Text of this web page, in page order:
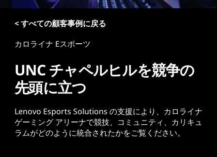
< すべての顧客事例に戻る
カロライナ Eスポーツ
UNC チャペルヒルを競争の
先頭に立つ
Lenovo Esports Solutions の支援により、カロライナ
ゲーミング アリーナで競技、コミュニティ、カリキュ
ラムがどのように統合されたかをご覧ください。